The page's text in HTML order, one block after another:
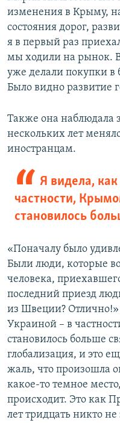
изменения в Крыму,
состояния дорог,
я в первый раз
мы ходили на рынок.
уже делали покупки в
Было видно развитие
Также она наблюдала
нескольких лет
иностранцам.
Я видела,
частности,
становилось
«Поначалу было
Были люди, которые
человека,
последний приезд
из Швеции?
Украиной – в
становилось больше
глобализация, и это
жаль, что произошла
какое-то темное
происходит. Это как
лет тридцать никто